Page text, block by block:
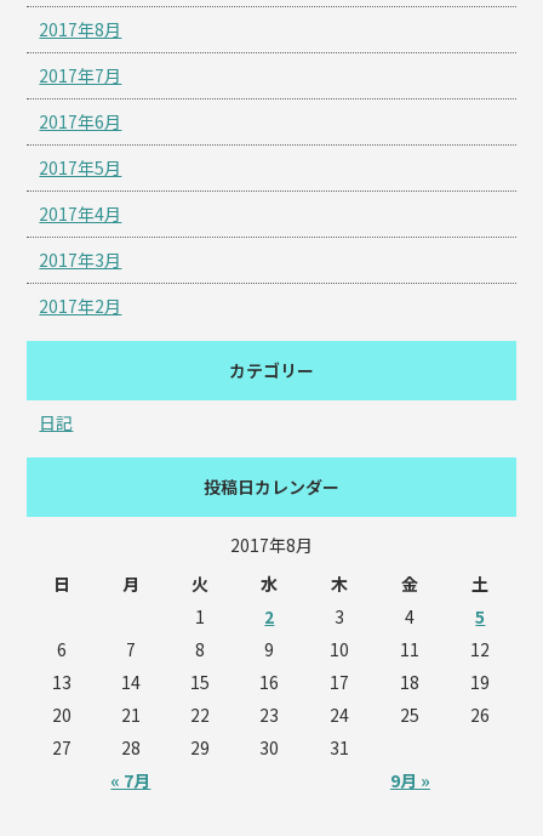
2017年8月
2017年7月
2017年6月
2017年5月
2017年4月
2017年3月
2017年2月
カテゴリー
日記
投稿日カレンダー
2017年8月
日
月 火 水 木 金 土
« 7月 9月 »
1 2 3 4
5
6
7 8 9 10 11
12
13
14 15 16 17 18
19
20
21 22 23 24 25
26
27
28 29 30 31